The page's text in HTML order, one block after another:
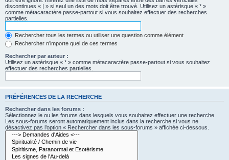
discontinues « | » si seul un des mots doit être trouvé. Utilisez un astérisque « * »
comme métacaractère passe-partout si vous souhaitez effectuer des recherches
partielles.
Rechercher tous les termes ou utiliser une question comme élément
Rechercher n’importe quel de ces termes
Rechercher par auteur :
Utilisez un astérisque « * » comme métacaractère passe-partout si vous souhaitez
effectuer des recherches partielles.
PRÉFÉRENCES DE LA RECHERCHE
Rechercher dans les forums :
Sélectionnez le ou les forums dans lesquels vous souhaitez effectuer une recherche.
Les sous-forums seront automatiquement inclus dans la recherche si vous ne
désactivez pas l’option « Rechercher dans les sous-forums » affichée ci-dessous.